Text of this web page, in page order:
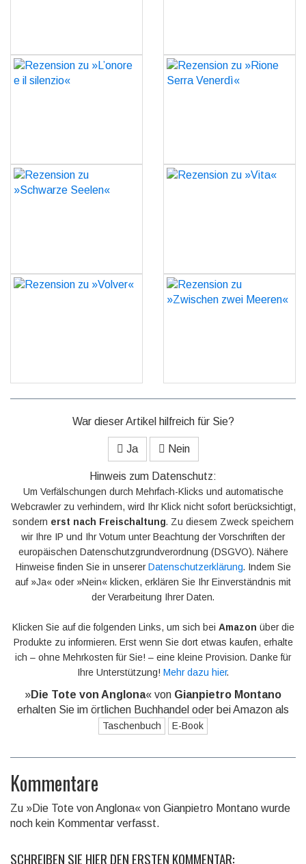
Rezension zu »L’onore e il
silenzio«
Rezension zu »Rione
Serra Venerdì«
Rezension zu »Schwarze
Seelen«
Rezension zu »Vita«
Rezension zu »Volver«
Rezension zu »Zwischen
zwei Meeren«
War dieser Artikel hilfreich für Sie?
Ja Nein
Hinweis zum Datenschutz:
Um Verfälschungen durch Mehrfach-Klicks und automatische
Webcrawler zu verhindern, wird Ihr Klick nicht sofort berücksichtigt,
sondern erst nach Freischaltung. Zu diesem Zweck speichern
wir Ihre IP und Ihr Votum unter Beachtung der Vorschriften der
europäischen Datenschutzgrundverordnung (DSGVO). Nähere
Hinweise finden Sie in unsererDatenschutzerklärung. Indem Sie
auf »Ja« oder »Nein« klicken, erklären Sie Ihr Einverständnis mit
der Verarbeitung Ihrer Daten.
Klicken Sie auf die folgenden Links, um sich bei Amazon über die
Produkte zu informieren. Erst wenn Sie dort etwas kaufen, erhalte
ich – ohne Mehrkosten für Sie! – eine kleine Provision. Danke für
Ihre Unterstützung! Mehr dazu hier.
»Die Tote von Anglona« von Gianpietro Montano
erhalten Sie im örtlichen Buchhandel oder bei Amazon als
Taschenbuch E-Book
Kommentare
Zu »Die Tote von Anglona« von Gianpietro Montano wurde
noch kein Kommentar verfasst.
SCHREIBEN SIE HIER DEN ERSTEN KOMMENTAR: